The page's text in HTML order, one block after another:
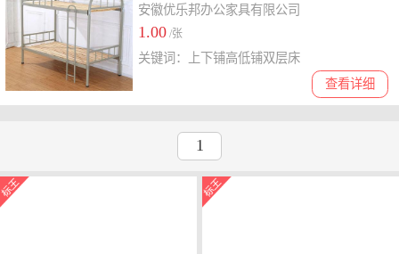
低床合肥上下铺床批发直销
安徽优乐邦办公家具有限公司
1.00 /张
查看详细
关键词：上下铺高低铺双层床
1